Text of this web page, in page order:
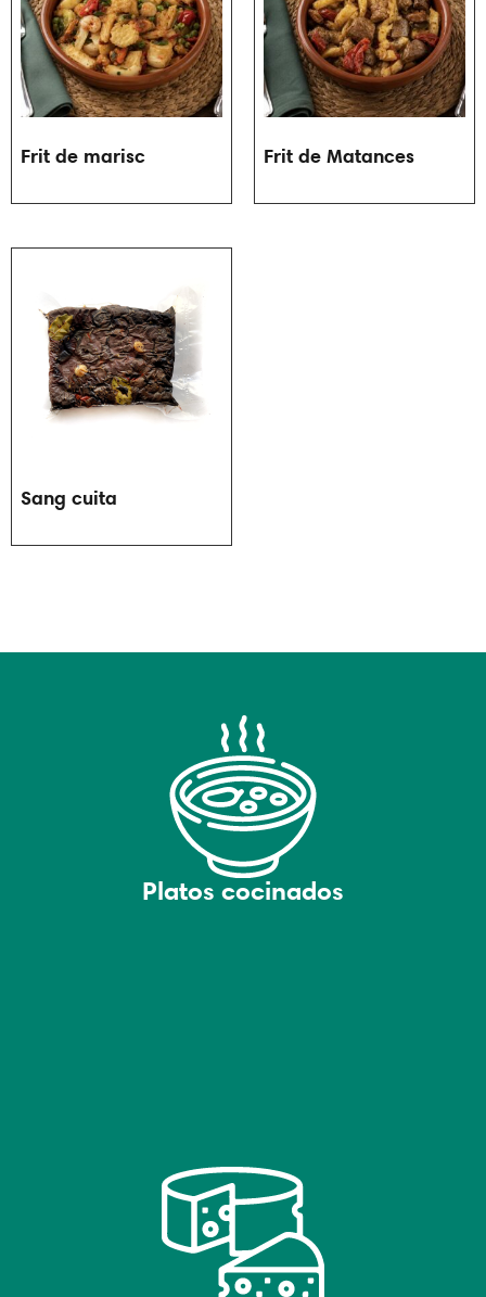
Frit de marisc Frit de Matances
Sang cuita
Platos cocinados